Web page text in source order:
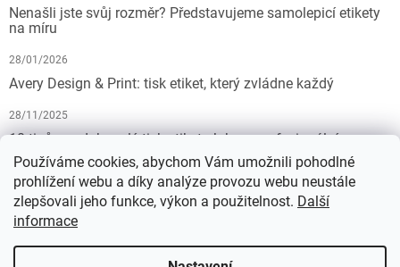
Používáme cookies, abychom Vám umožnili pohodlné
prohlížení webu a díky analýze provozu webu neustále
zlepšovali jeho funkce, výkon a použitelnost. Další
informace
Nenašli jste svůj rozměr? Představujeme samolepicí etikety
na míru
28/01/2026
Avery Design & Print: tisk etiket, který zvládne každý
28/11/2025
10 tipů pro dokonalý tisk etiket: Jak na profesionální
výsledek bez starostí
19/07/2025